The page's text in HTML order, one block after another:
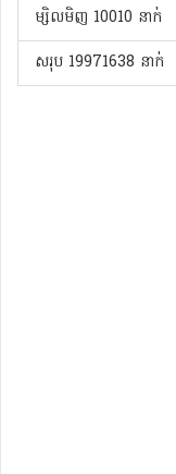
ម្សិលមិញ 10010 នាក់
សរុប 19971638 នាក់